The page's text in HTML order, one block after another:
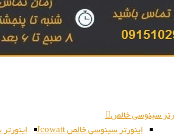
سینوسی خالص
اینورتر سینوسی خالص Jcowatt